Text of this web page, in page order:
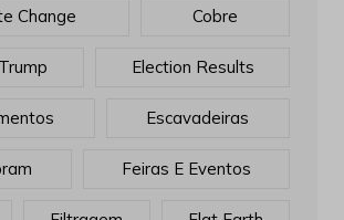
Change Cobre
Election Results
Escavadeiras
Feiras E Eventos